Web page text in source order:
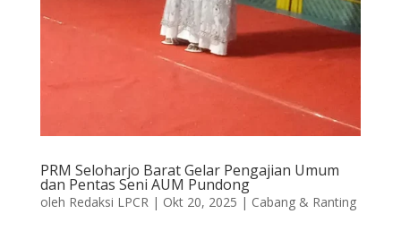
PRM Seloharjo Barat Gelar Pengajian Umum
dan Pentas Seni AUM Pundong
oleh Redaksi LPCR | Okt 20, 2025 | Cabang & Ranting